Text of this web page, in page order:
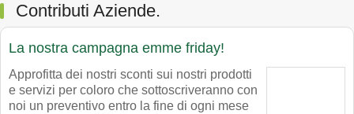
Contributi Aziende.
La nostra campagna emme friday!
Approfitta dei nostri sconti sui nostri prodotti
e servizi per coloro che sottoscriveranno con
noi un preventivo entro la fine di ogni mese